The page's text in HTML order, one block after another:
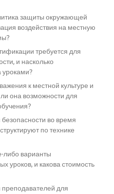
защиты окружающей
воздействия на местную
требуется для
и насколько
уроками?
к местной культуре и
она возможности для
во время
по технике
либо варианты
уроков, и какова стоимость
преподавателей для